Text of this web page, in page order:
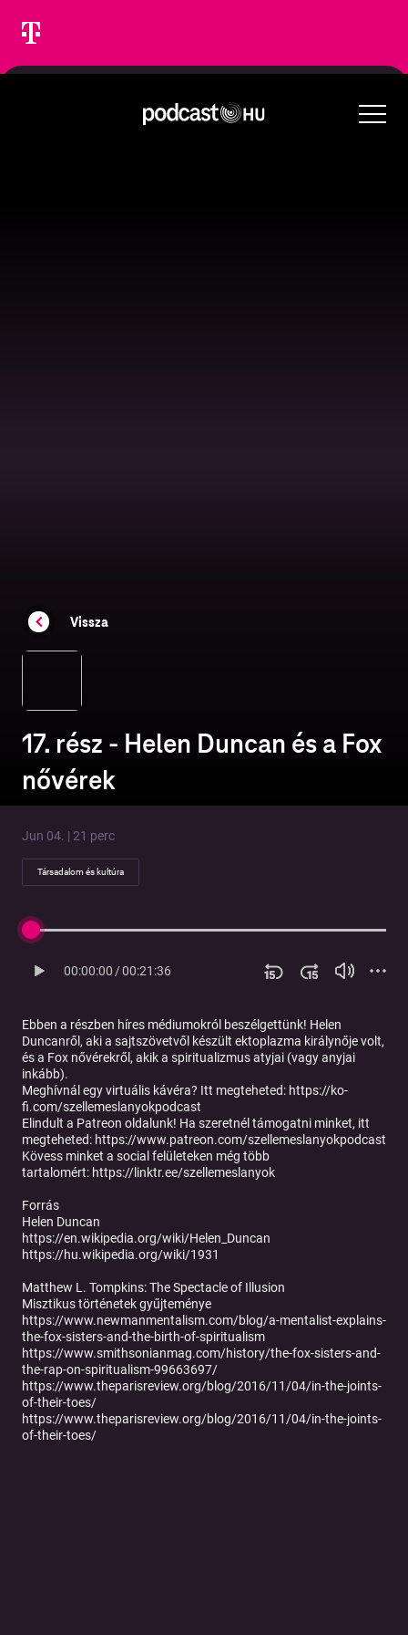
Vissza
17. rész - Helen Duncan és a Fox
nővérek
Jun 04. | 21 perc
Társadalom és kultúra
00:00:00/00:21:36
Ebben a részben híres médiumokról beszélgettünk! Helen
Duncanről, aki a sajtszövetvől készült ektoplazma királynője volt,
és a Fox nővérekről, akik a spiritualizmus atyjai (vagy anyjai
inkább).
Meghívnál egy virtuális kávéra? Itt megteheted: ⁠⁠⁠⁠⁠⁠⁠⁠⁠⁠⁠⁠⁠⁠⁠⁠⁠⁠⁠⁠⁠ ⁠https://ko-
fi.com/szellemeslanyokpodcast⁠⁠⁠⁠⁠⁠⁠⁠⁠⁠⁠⁠⁠⁠⁠⁠⁠⁠⁠⁠⁠
Elindult a Patreon oldalunk! Ha szeretnél támogatni minket, itt
megteheted: ⁠⁠⁠⁠⁠⁠⁠⁠ ⁠⁠⁠⁠⁠⁠⁠⁠⁠⁠⁠⁠⁠⁠⁠⁠https://www.patreon.com/szellemeslanyokpodcast⁠⁠⁠⁠⁠⁠⁠⁠⁠⁠⁠⁠⁠⁠⁠⁠⁠⁠⁠⁠⁠⁠⁠⁠
Kövess minket a social felületeken még több
tartalomért: ⁠⁠⁠⁠⁠⁠⁠⁠⁠⁠⁠⁠⁠⁠⁠⁠⁠⁠⁠⁠⁠⁠⁠⁠https://linktr.ee/szellemeslanyok⁠⁠⁠⁠⁠⁠⁠⁠⁠⁠
Forrás
Helen Duncan
https://en.wikipedia.org/wiki/Helen_Duncan
https://hu.wikipedia.org/wiki/1931
Matthew L. Tompkins: The Spectacle of Illusion
Misztikus történetek gyűjteménye
https://www.newmanmentalism.com/blog/a-mentalist-explains-
the-fox-sisters-and-the-birth-of-spiritualism
https://www.smithsonianmag.com/history/the-fox-sisters-and-
the-rap-on-spiritualism-99663697/
https://www.theparisreview.org/blog/2016/11/04/in-the-joints-
of-their-toes/
https://www.theparisreview.org/blog/2016/11/04/in-the-joints-
of-their-toes/